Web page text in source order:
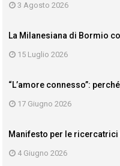
3 Agosto 2026
La Milanesiana di Bormio
15 Luglio 2026
“L’amore connesso”:
17 Giugno 2026
Manifesto per le ricercatrici
4 Giugno 2026